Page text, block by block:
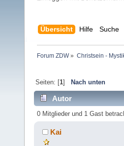
Übersicht Hilfe Suche
Forum ZDW» Christsein -
Seiten: [1] Nach unten
Autor
0 Mitglieder und 1 Gast
Kai